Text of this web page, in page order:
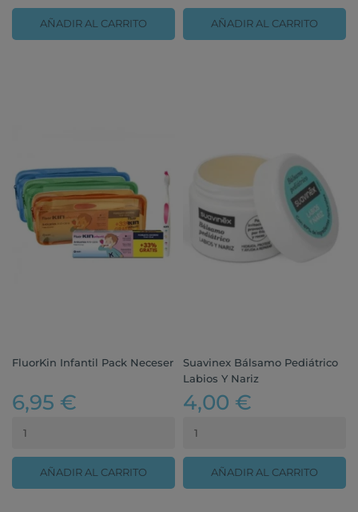
AÑADIR AL CARRITO AÑADIR AL CARRITO
FluorKin Infantil Pack Neceser
6,95 €
AÑADIR AL CARRITO
Suavinex Bálsamo Pediátrico
Labios Y Nariz
4,00 €
AÑADIR AL CARRITO